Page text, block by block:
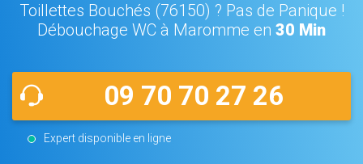
Toillettes Bouchés (76150) ? Pas de Panique !
Débouchage WC à Maromme en 30 Min
09 70 70 27 26
Expert disponible en ligne